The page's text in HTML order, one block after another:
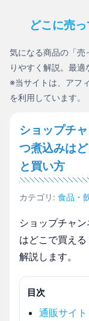
どこに売
気になる商品の「売
りやすく解説。最適
※当サイトは、アフ
を利用しています。
ショップチ
つ煮込みは
と買い方
カテゴリ: 食品・
ショップチャ
はどこで買え
解説します。
目次
通販サイト